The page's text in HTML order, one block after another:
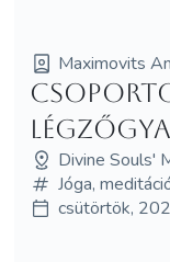
Maximovits
Divine Souls'
Jóga,
csütörtök,